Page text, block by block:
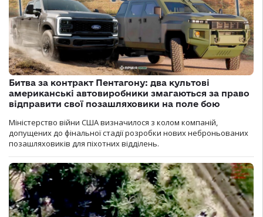
Битва за контракт Пентагону: два культові
американські автовиробники змагаються за право
відправити свої позашляховики на поле бою
Міністерство війни США визначилося з колом компаній,
допущених до фінальної стадії розробки нових неброньованих
позашляховиків для піхотних відділень.